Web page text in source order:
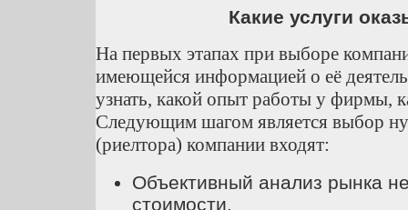
Какие услуги
На первых этапах при выборе
имеющейся информацией о её
узнать, какой опыт работы у фирмы,
Следующим шагом является выбор
(риелтора) компании входят:
Объективный анализ рынка
стоимости.